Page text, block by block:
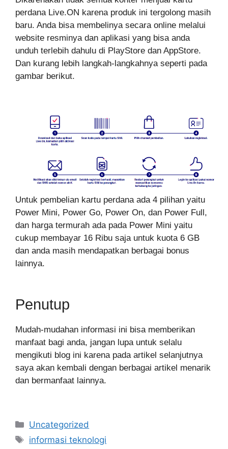
perdana Live.ON karena produk ini tergolong masih
baru. Anda bisa membelinya secara online melalui
website resminya dan aplikasi yang bisa anda
unduh terlebih dahulu di PlayStore dan AppStore.
Dan kurang lebih langkah-langkahnya seperti pada
gambar berikut.
Untuk pembelian kartu perdana ada 4 pilihan yaitu
Power Mini, Power Go, Power On, dan Power Full,
dan harga termurah ada pada Power Mini yaitu
cukup membayar 16 Ribu saja untuk kuota 6 GB
dan anda masih mendapatkan berbagai bonus
lainnya.
Penutup
Mudah-mudahan informasi ini bisa memberikan
manfaat bagi anda, jangan lupa untuk selalu
mengikuti blog ini karena pada artikel selanjutnya
saya akan kembali dengan berbagai artikel menarik
dan bermanfaat lainnya.
Categories
Uncategorized
Tags
informasi teknologi